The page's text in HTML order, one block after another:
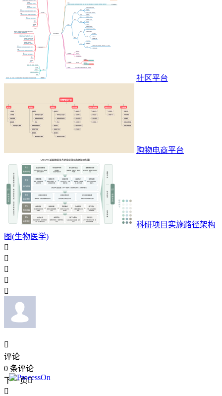
社区平台
购物电商平台
科研项目实施路径架构
图(生物医学)






评论
0 条评论
下一页
